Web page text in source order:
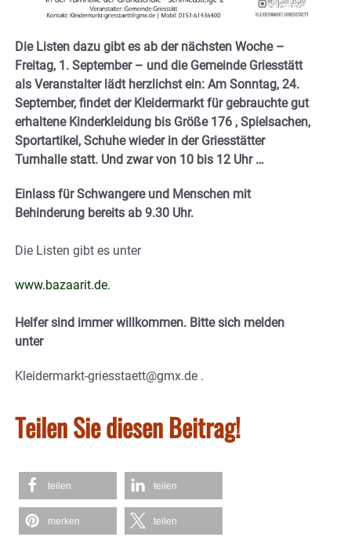
Die Listen dazu gibt es ab der nächsten Woche –
Freitag, 1. September – und die Gemeinde Griesstätt
als Veranstalter lädt herzlichst ein: Am Sonntag, 24.
September, findet der Kleidermarkt für gebrauchte gut
erhaltene Kinderkleidung bis Größe 176 , Spielsachen,
Sportartikel, Schuhe wieder in der Griesstätter
Turnhalle statt. Und zwar von 10 bis 12 Uhr …
Einlass für Schwangere und Menschen mit
Behinderung bereits ab 9.30 Uhr.
Die Listen gibt es unter
www.bazaarit.de.
Helfer sind immer willkommen. Bitte sich melden
unter
Kleidermarkt-griesstaett@gmx.de .
Teilen Sie diesen Beitrag!
teilen teilen
merken teilen